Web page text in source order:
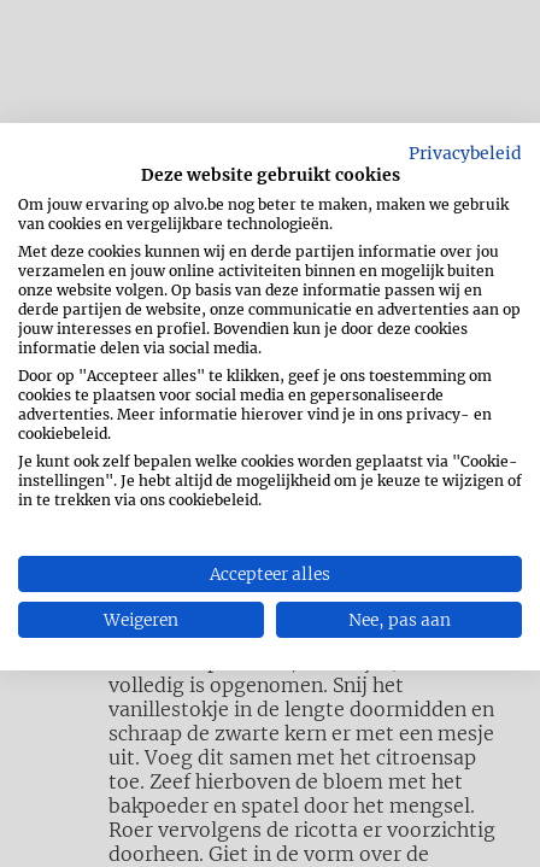
Beboter een springvorm van 22 cm
doorsnede en bekleed de randen en de
bodem vervolgens met bakpapier.
Mix de koekjes in de keukenrobot tot
kruimels en meng ze met 30 g gesmolten
boter. Druk dit mengsel op de bodem van
de springvorm en maak glad met de bolle
kant van een lepel. Zet de vorm in de
koelkast.
Roer de ricotta los in een kom.
Mix de eieren met 120 g suiker en het
snuifje zout tot een romig, bleek
mengsel. Voeg de rest van de boter (op
volledig is opgenomen. Snij het
vanillestokje in de lengte doormidden en
schraap de zwarte kern er met een mesje
uit. Voeg dit samen met het citroensap
toe. Zeef hierboven de bloem met het
bakpoeder en spatel door het mengsel.
Roer vervolgens de ricotta er voorzichtig
doorheen. Giet in de vorm over de
Privacybeleid
Deze website gebruikt cookies
Om jouw ervaring op alvo.be nog beter te maken, maken we gebruik
van cookies en vergelijkbare technologieën.
Met deze cookies kunnen wij en derde partijen informatie over jou
verzamelen en jouw online activiteiten binnen en mogelijk buiten
onze website volgen. Op basis van deze informatie passen wij en
derde partijen de website, onze communicatie en advertenties aan op
jouw interesses en profiel. Bovendien kun je door deze cookies
informatie delen via social media.
Door op "Accepteer alles" te klikken, geef je ons toestemming om
cookies te plaatsen voor social media en gepersonaliseerde
advertenties. Meer informatie hierover vind je in ons privacy- en
cookiebeleid.
Je kunt ook zelf bepalen welke cookies worden geplaatst via "Cookie-
instellingen". Je hebt altijd de mogelijkheid om je keuze te wijzigen of
in te trekken via ons cookiebeleid.
Accepteer alles
Weigeren Nee, pas aan